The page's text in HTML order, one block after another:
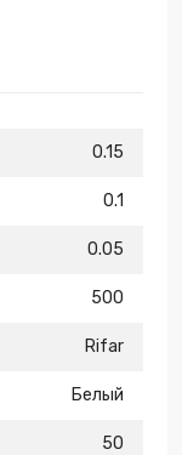
0.15
0.1
0.05
500
Rifar
Белый
50